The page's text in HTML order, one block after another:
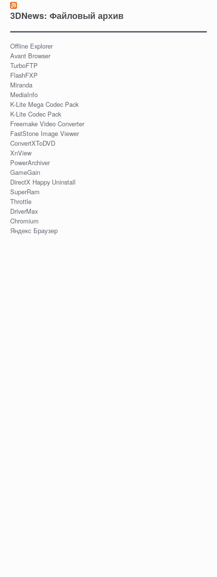
3DNews: Файловый архив
Offline Explorer
Avant Browser
TurboFTP
FlashFXP
Miranda
MediaInfo
K-Lite Mega Codec Pack
K-Lite Codec Pack
Freemake Video Converter
FastStone Image Viewer
ConvertXToDVD
XnView
PowerArchiver
GameGain
DirectX Happy Uninstall
SuperRam
Throttle
DriverMax
Chromium
Яндекс Браузер